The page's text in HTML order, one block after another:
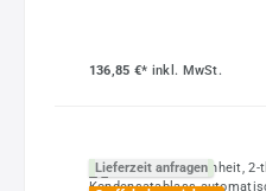
136,85 €* inkl. MwSt.
Lieferzeit anfragen